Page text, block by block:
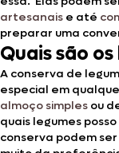
artesanais e até
preparar uma
Quais são
A conserva de
especial em
almoço simples ou
quais legumes
conserva podem